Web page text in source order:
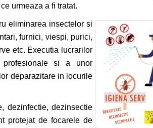
urmeaza a fi tratat.
eliminarea insectelor si
furnici, viespi, purici,
etc. Executia lucrarilor
si a unor
deparazitare in locurile
dezinfectie, dezinsectie
protejat de focarele de